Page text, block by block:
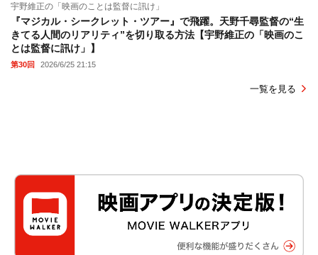
宇野維正の「映画のことは監督に訊け」
『マジカル・シークレット・ツアー』で飛躍。天野千尋監督の“生
きてる人間のリアリティ”を切り取る方法【宇野維正の「映画のこ
とは監督に訊け」】
第30回 2026/6/25 21:15
一覧を見る